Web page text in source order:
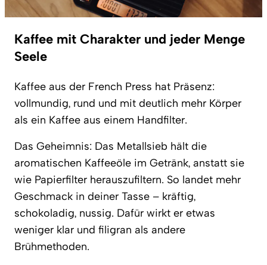
Kaffee mit Charakter und jeder Menge
Seele
Kaffee aus der French Press hat Präsenz:
vollmundig, rund und mit deutlich mehr Körper
als ein Kaffee aus einem Handfilter.
Das Geheimnis: Das Metallsieb hält die
aromatischen Kaffeeöle im Getränk, anstatt sie
wie Papierfilter herauszufiltern. So landet mehr
Geschmack in deiner Tasse – kräftig,
schokoladig, nussig. Dafür wirkt er etwas
weniger klar und filigran als andere
Brühmethoden.